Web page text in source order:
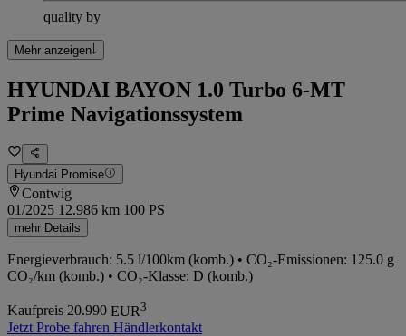
quality by
Mehr anzeigen
HYUNDAI BAYON 1.0 Turbo 6-MT
Prime Navigationssystem
Hyundai Promise
Contwig
01/2025 12.986 km 100 PS
mehr Details
Energieverbrauch: 5.5 l/100km (komb.) • CO₂-Emissionen: 125.0 g
CO₂/km (komb.) • CO₂-Klasse: D (komb.)
Kaufpreis 20.990 EUR3
Jetzt Probe fahren Händlerkontakt